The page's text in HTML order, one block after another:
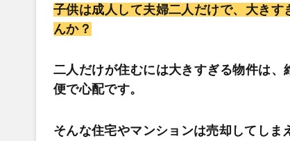
子供は成人して夫婦二人だけで、大き
んか？
二人だけが住むには大きすぎる物件は
便で心配です。
そんな住宅やマンションは売却してしま